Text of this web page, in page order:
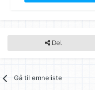
Del
Gå til emneliste